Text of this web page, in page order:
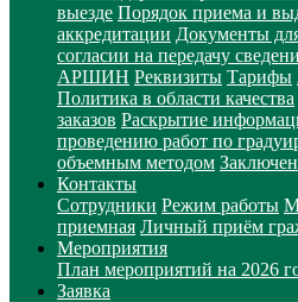
выезде Порядок приема и
аккредитации Документы
согласии на передачу
АРШИН Реквизиты Тарифы
Политика в области качества
заказов Раскрытие
проведению работ по
объемным методом
Контакты
Сотрудники Режим работы
приемная Личный приём
Мероприятия
План мероприятий на 2026
Заявка